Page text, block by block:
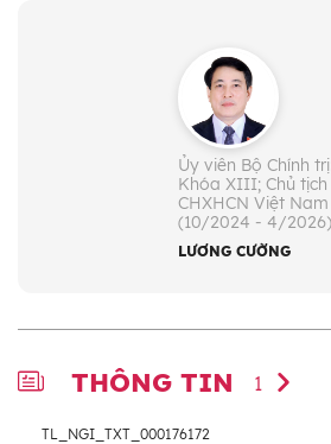
Ủy viên Bộ Chính
Khóa XIII; Chủ tịch
CHXHCN Việt Nam
(10/2024 - 4/2026)
LƯƠNG CƯỜNG
THÔNG TIN 1
TL_NGI_TXT_000176172